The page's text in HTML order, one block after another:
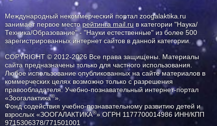
Международный некоммерческий портал zoogalaktika.ru
занимает первое месторейтинга mail.ru в категории "Наука/
Техника/Образование" - "Науки естественные" из более 500
зарегистрированных интернет сайтов в данной категории.
COPYRIGHT © 2012-2026 Все права защищены. Материалы
сайта предназначены только для частного использования.
Любое использование опубликованных на сайте материалов в
коммерческих целях возможно только с разрешения
правообладателя: Учебно-познавательный интернет-портал
«Зоогалактика®».
Фонд содействия учебно-познавательному развитию детей и
взрослых «ЗООГАЛАКТИКА®» ОГРН 1177700014986 ИНН/КПП
9715306378/771501001